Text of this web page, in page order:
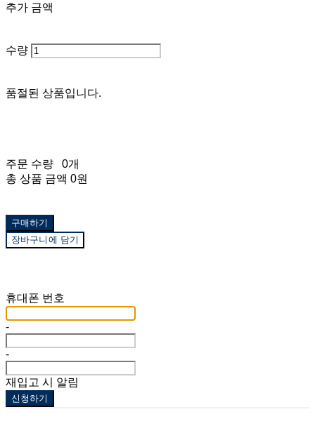
추가 금액
수량
품절된 상품입니다.
주문 수량
0개
총 상품 금액 0원
구매하기
장바구니에 담기
휴대폰 번호
-
-
재입고 시 알림
신청하기